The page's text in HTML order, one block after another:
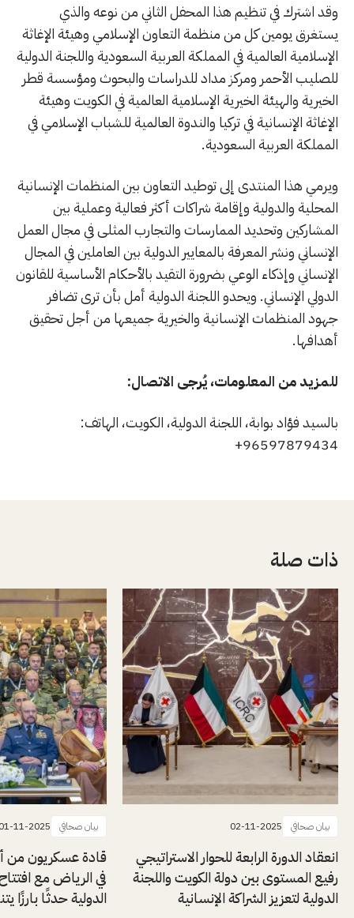
وقد اشترك في تنظيم هذا المحفل الثاني من نوعه والذي
يستغرق يومين كل من منظمة التعاون الإسلامي وهيئة الإغاثة
الإسلامية العالمية في المملكة العربية السعودية واللجنة الدولية
للصليب الأحمر ومركز مداد للدراسات والبحوث ومؤسسة قطر
الخيرية والهيئة الخيرية الإسلامية العالمية في الكويت وهيئة
الإغاثة الإنسانية في تركيا والندوة العالمية للشباب الإسلامي في
المملكة العربية السعودية.
ويرمي هذا المنتدى إلى توطيد التعاون بين المنظمات الإنسانية
المحلية والدولية وإقامة شراكات أكثر فعالية وعملية بين
المشاركين وتحديد الممارسات والتجارب المثلى في مجال العمل
الإنساني ونشر المعرفة بالمعايير الدولية بين العاملين في المجال
الإنساني وإذكاء الوعي بضرورة التقيد بالأحكام الأساسية للقانون
الدولي الإنساني. ويحدو اللجنة الدولية أمل بأن ترى تضافر
جهود المنظمات الإنسانية والخيرية جميعها من أجل تحقيق
أهدافها.
للمزيد من المعلومات، يُرجى الاتصال:
بالسيد فؤاد بوابة، اللجنة الدولية، الكويت، الهاتف:
96597879434+
ذات صلة
بيان صحافي 02-11-2025
انعقاد الدورة الرابعة للحوار الاستراتيجي
رفيع المستوى بين دولة الكويت واللجنة
الدولية لتعزيز الشراكة الإنسانية
بيان صحافي 11-2025
قادة عسكريون من
في الرياض مع
الدولية حدثًا بارزًا